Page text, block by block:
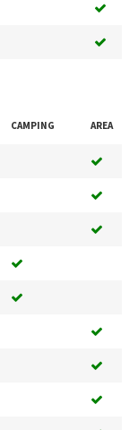
CAMPING AREA